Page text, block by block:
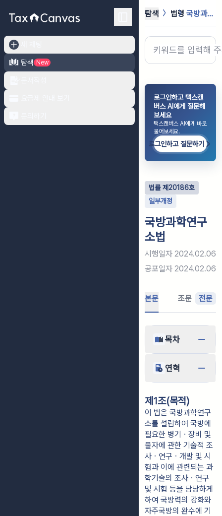
탐색
New
탐색 법령 국방과학연구소법
로그인하고 택스캔
버스 AI에게 질문해
보세요
택스캔버스 AI에게 바로
물어보세요.
로그인하고 질문하기
법률제 20186호
일부개정
국방과학연구
소법
시행일자 2024.02.06
공포일자 2024.02.06
본문 조문 전문
목차
연혁
제1조(목적)
이 법은 국방과학연구
소를 설립하여 국방에
필요한 병기ㆍ장비 및
물자에 관한 기술적 조
사ㆍ연구ㆍ개발 및 시
험과 이에 관련되는 과
학기술의 조사ㆍ연구
및 시험 등을 담당하게
하여 국방력의 강화와
자주국방의 완수에 기